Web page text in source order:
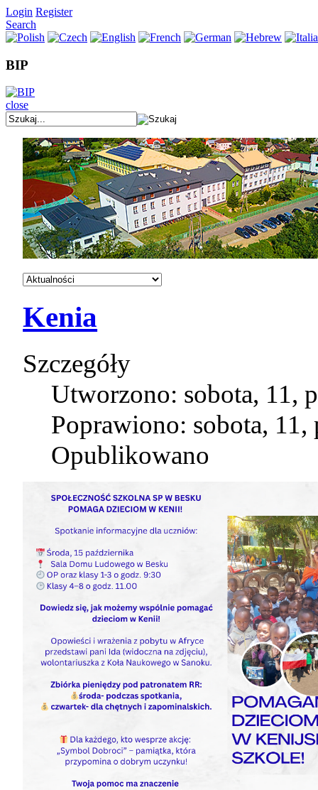
Login Register
Search
BIP
close
Kenia
Szczegóły
Utworzono: sobota, 11,
Poprawiono: sobota,
Opublikowano